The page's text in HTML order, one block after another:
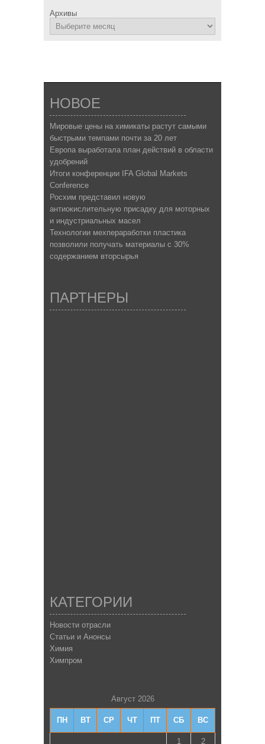
Архивы
НОВОЕ
Мировые цены на химикаты растут самыми
быстрыми темпами почти за 20 лет
Европа выработала план действий в области
удобрений
Итоги конференции IFA Global Markets
Conference
Росхим представил новую
антиокислительную присадку для моторных
и индустриальных масел
Технологии мехпераработки пластика
позволили получать материалы с 30%
содержанием вторсырья
ПАРТНЕРЫ
КАТЕГОРИИ
Новости отрасли
Статьи и Анонсы
Химия
Химпром
Август 2026
ПН ВТ СР ЧТ ПТ СБ ВС
1 2